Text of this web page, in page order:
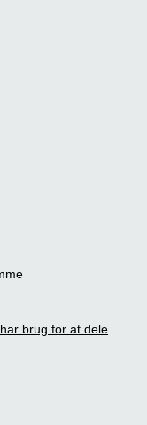
brug for at dele